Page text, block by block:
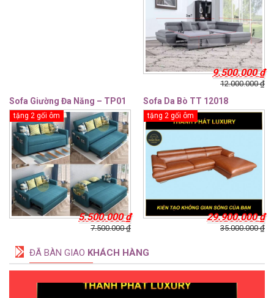
12.000.000₫
9.500.000₫
Sofa Giường Đa Năng – TP01
tặng 2 gối ôm
7.500.000₫
5.500.000₫
Sofa Da Bò TT 12018
tặng 2 gối ôm
35.000.000₫
29.900.000₫
ĐÃ BÀN GIAO KHÁCH HÀNG